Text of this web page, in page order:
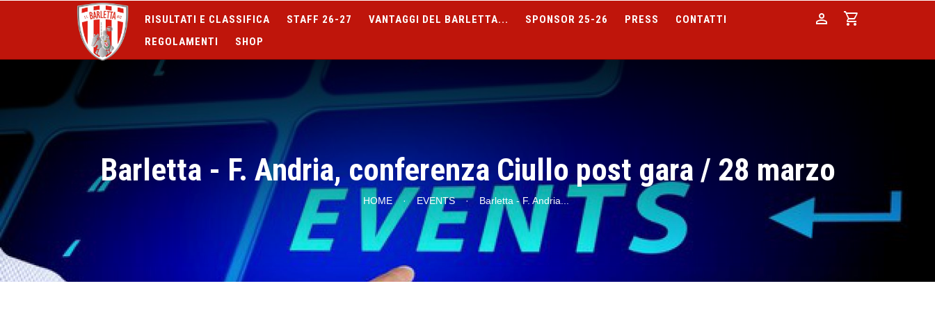
person shopping_cart
RISULTATI E CLASSIFICA STAFF 26-27 VANTAGGI DEL BARLETTA... SPONSOR 25-26 PRESS
CONTATTI
REGOLAMENTI
SHOP
Barletta - F. Andria, conferenza Ciullo post gara / 28 marzo
HOME · EVENTS · Barletta - F. Andria...